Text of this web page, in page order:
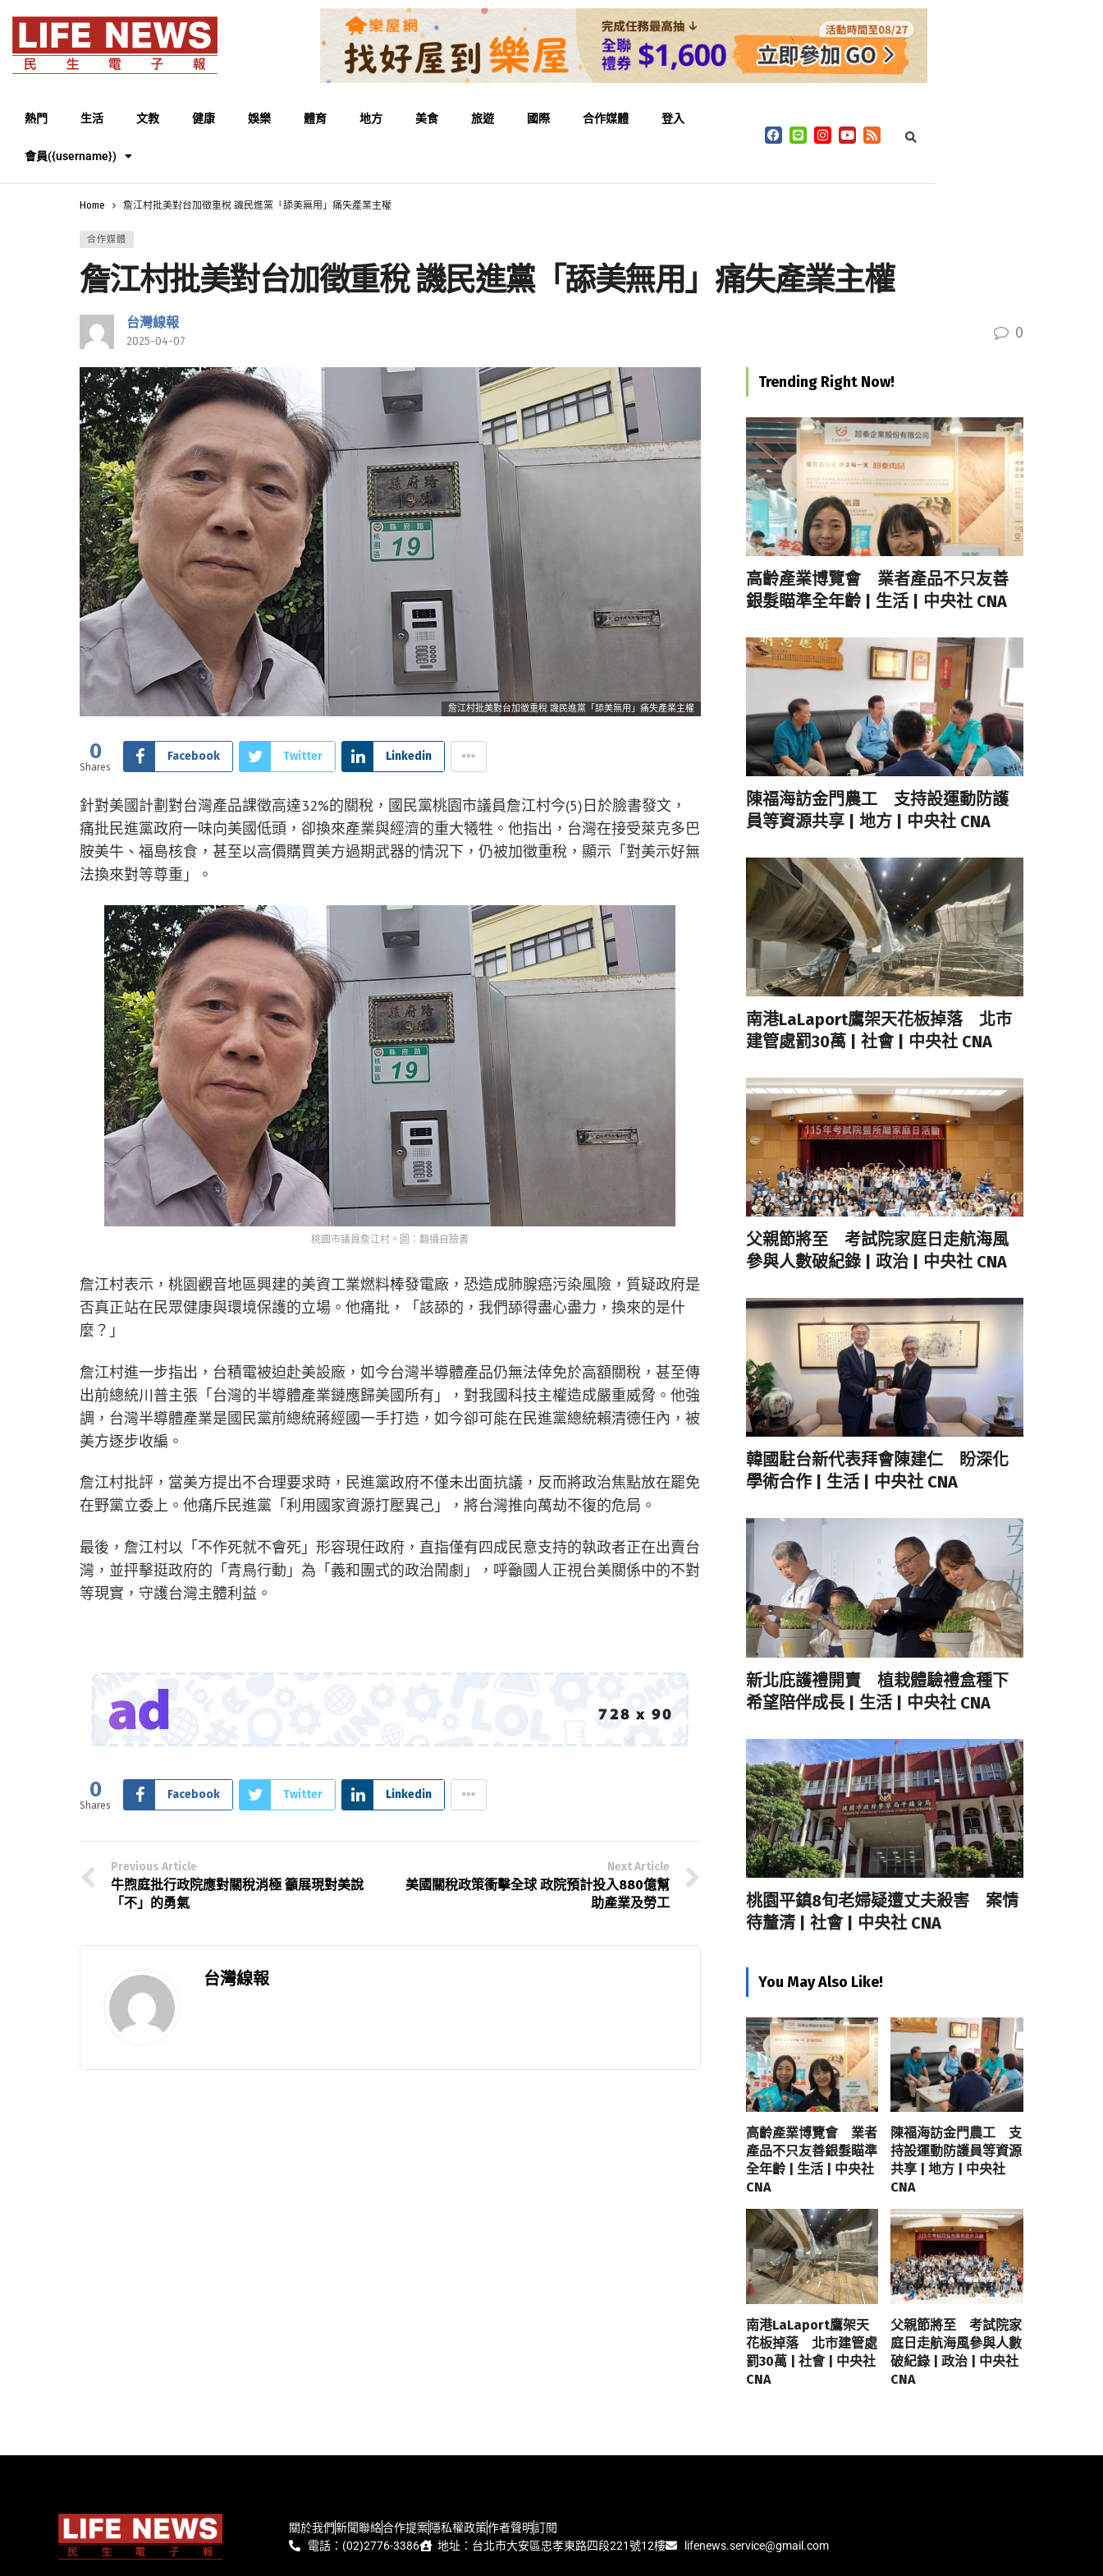
熱門 生活 文教 健康 娛樂 體育 地方 美食 旅遊 國際 合作媒體 登入
會員({username})
Home 詹江村批美對台加徵重稅 譏民進黨「舔美無用」痛失產業主權
合作媒體
詹江村批美對台加徵重稅 譏民進黨「舔美無用」痛失產業主權
台灣線報
2025-04-07 0
詹江村批美對台加徵重稅 譏民進黨「舔美無用」痛失產業主權
0
Shares
Facebook Twitter Linkedin
針對美國計劃對台灣產品課徵高達32%的關稅，國民黨桃園市議員詹江村今(5)日於臉書發文，
痛批民進黨政府一味向美國低頭，卻換來產業與經濟的重大犧牲。他指出，台灣在接受萊克多巴
胺美牛、福島核食，甚至以高價購買美方過期武器的情況下，仍被加徵重稅，顯示「對美示好無
法換來對等尊重」。
桃園市議員詹江村。圖：翻攝自臉書
詹江村表示，桃園觀音地區興建的美資工業燃料棒發電廠，恐造成肺腺癌污染風險，質疑政府是
否真正站在民眾健康與環境保護的立場。他痛批，「該舔的，我們舔得盡心盡力，換來的是什
麼？」
詹江村進一步指出，台積電被迫赴美設廠，如今台灣半導體產品仍無法倖免於高額關稅，甚至傳
出前總統川普主張「台灣的半導體產業鏈應歸美國所有」，對我國科技主權造成嚴重威脅。他強
調，台灣半導體產業是國民黨前總統蔣經國一手打造，如今卻可能在民進黨總統賴清德任內，被
美方逐步收編。
詹江村批評，當美方提出不合理要求時，民進黨政府不僅未出面抗議，反而將政治焦點放在罷免
在野黨立委上。他痛斥民進黨「利用國家資源打壓異己」，將台灣推向萬劫不復的危局。
最後，詹江村以「不作死就不會死」形容現任政府，直指僅有四成民意支持的執政者正在出賣台
灣，並抨擊挺政府的「青鳥行動」為「義和團式的政治鬧劇」，呼籲國人正視台美關係中的不對
等現實，守護台灣主體利益。
0
Shares
Facebook Twitter Linkedin
Previous Article
牛煦庭批行政院應對關稅消極 籲展現對美說
「不」的勇氣
Next Article
美國關稅政策衝擊全球 政院預計投入880億幫
助產業及勞工
台灣線報
Trending Right Now!
高齡產業博覽會 業者產品不只友善
銀髮瞄準全年齡 | 生活 | 中央社 CNA
陳福海訪金門農工 支持設運動防護
員等資源共享 | 地方 | 中央社 CNA
南港LaLaport鷹架天花板掉落 北市
建管處罰30萬 | 社會 | 中央社 CNA
父親節將至 考試院家庭日走航海風
參與人數破紀錄 | 政治 | 中央社 CNA
韓國駐台新代表拜會陳建仁 盼深化
學術合作 | 生活 | 中央社 CNA
新北庇護禮開賣 植栽體驗禮盒種下
希望陪伴成長 | 生活 | 中央社 CNA
桃園平鎮8旬老婦疑遭丈夫殺害 案情
待釐清 | 社會 | 中央社 CNA
You May Also Like!
高齡產業博覽會 業者
產品不只友善銀髮瞄準
全年齡 | 生活 | 中央社
CNA
陳福海訪金門農工 支
持設運動防護員等資源
共享 | 地方 | 中央社
CNA
南港LaLaport鷹架天
花板掉落 北市建管處
罰30萬 | 社會 | 中央社
CNA
父親節將至 考試院家
庭日走航海風參與人數
破紀錄 | 政治 | 中央社
CNA
關於我們新聞聯絡合作提案隱私權政策作者聲明訂閱
電話：(02)2776-3386
地址：台北市大安區忠孝東路四段221號12樓 lifenews.service@gmail.com